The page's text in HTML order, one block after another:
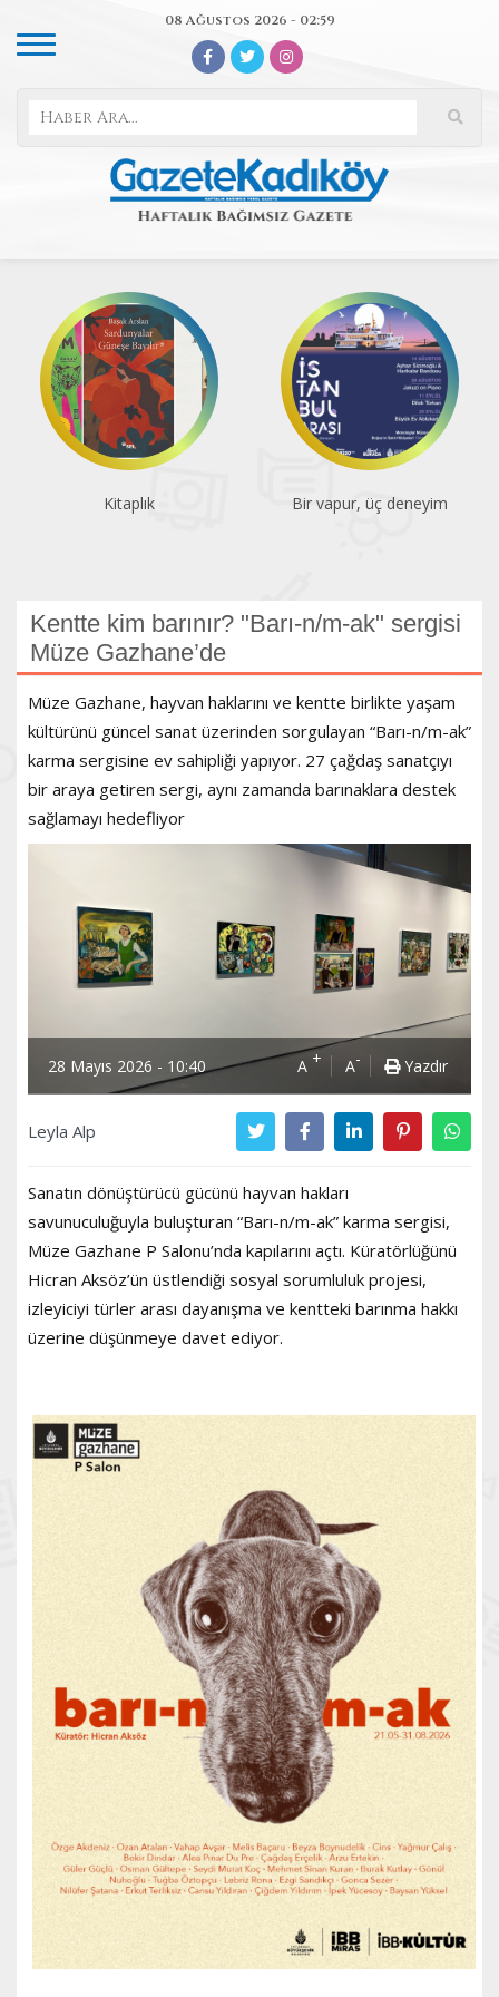
08 Ağustos 2026 - 02:59
Bir vapur, üç deneyim Atatürk Kitaplığı
Kentte kim barınır? "Barı-n/m-ak" sergisi
Müze Gazhane’de
Müze Gazhane, hayvan haklarını ve kentte birlikte yaşam
kültürünü güncel sanat üzerinden sorgulayan “Barı-n/m-ak”
karma sergisine ev sahipliği yapıyor. 27 çağdaş sanatçıyı
bir araya getiren sergi, aynı zamanda barınaklara destek
sağlamayı hedefliyor
28 Mayıs 2026 - 10:40 A + A- Yazdır
Leyla Alp
Sanatın dönüştürücü gücünü hayvan hakları
savunuculuğuyla buluşturan “Barı-n/m-ak” karma sergisi,
Müze Gazhane P Salonu’nda kapılarını açtı. Küratörlüğünü
Hicran Aksöz’ün üstlendiği sosyal sorumluluk projesi,
izleyiciyi türler arası dayanışma ve kentteki barınma hakkı
üzerine düşünmeye davet ediyor.